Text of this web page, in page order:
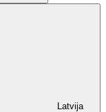
Latvija